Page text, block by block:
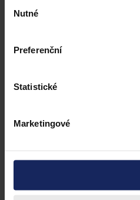
souhlasu
Nutné
Preferenční
Statistické
Marketingové